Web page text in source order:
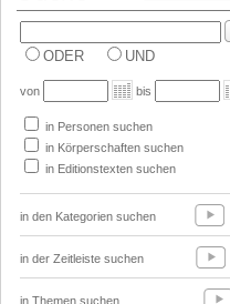
ODER UND
von bis
in Personen suchen
in Körperschaften suchen
in Editionstexten suchen
in den Kategorien suchen
in der Zeitleiste suchen
in Themen suchen